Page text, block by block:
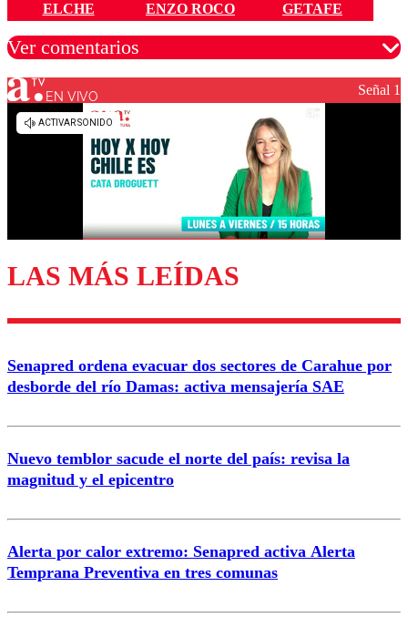
ELCHE ENZO ROCO GETAFE
Ver comentarios
Los comentarios son moderados para garantizar un
diálogo respetuoso.
Enviar comentario
EN VIVO Señal 1
LAS MÁS LEÍDAS
Senapred ordena evacuar dos sectores de Carahue por
desborde del río Damas: activa mensajería SAE
Nuevo temblor sacude el norte del país: revisa la
magnitud y el epicentro
Alerta por calor extremo: Senapred activa Alerta
Temprana Preventiva en tres comunas